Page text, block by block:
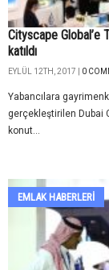
Cityscape Global’e
katıldı
EYLÜL 12TH, 2017 | 0
Yabancılara
gerçekleştirilen Dubai
konut...
EMLAK HABERLERI